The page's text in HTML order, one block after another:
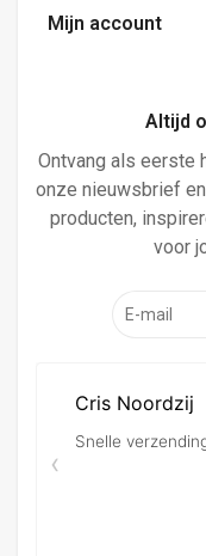
Mijn account
Altijd
Ontvang als eerste
onze nieuwsbrief
producten,
voor